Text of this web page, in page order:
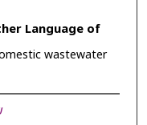
Language of
wastewater